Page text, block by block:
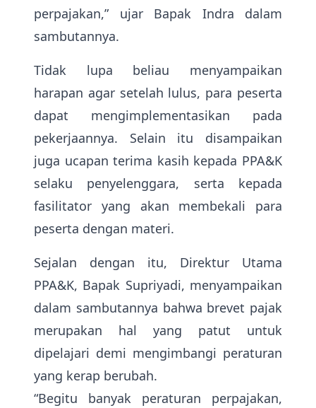
perpajakan,” ujar Bapak Indra dalam
sambutannya.
Tidak lupa beliau menyampaikan
harapan agar setelah lulus, para peserta
dapat mengimplementasikan pada
pekerjaannya. Selain itu disampaikan
juga ucapan terima kasih kepada PPA&K
selaku penyelenggara, serta kepada
fasilitator yang akan membekali para
peserta dengan materi.
Sejalan dengan itu, Direktur Utama
PPA&K, Bapak Supriyadi, menyampaikan
dalam sambutannya bahwa brevet pajak
merupakan hal yang patut untuk
dipelajari demi mengimbangi peraturan
yang kerap berubah.
“Begitu banyak peraturan perpajakan,